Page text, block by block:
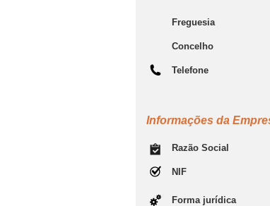
Freguesia
Concelho
Telefone
Informações da
Razão Social
NIF
Forma jurídica